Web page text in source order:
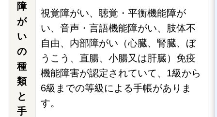
障
が
い
の
種
類
と
手
視覚障がい、聴覚・平衡機能障が
い、音声・言語機能障がい、肢体不
自由、内部障がい（心臓、腎臓、ぼ
うこう、直腸、小腸又は肝臓）免疫
機能障害が認定されていて、1級から
6級までの等級による手帳がありま
す。